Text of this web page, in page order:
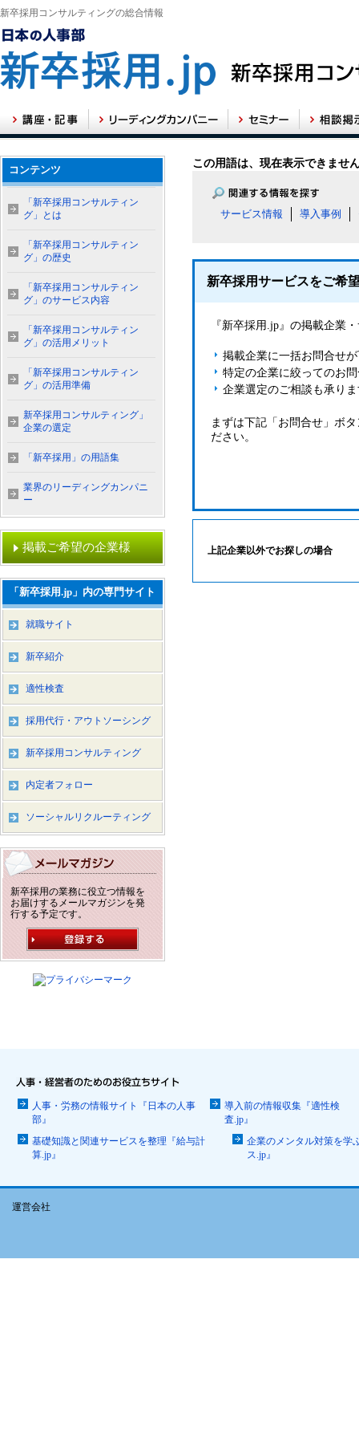
新卒採用コンサルティングの総合情報
この用語は、現在表示できませ
サービス情報 導入事例
新卒採用サービスをご希
『新卒採用.jp』の掲載企業
掲載企業に一括お問合せ
特定の企業に絞ってのお
企業選定のご相談も承り
まずは下記「お問合せ」ボ
ださい。
上記企業以外でお探しの場合
コンテンツ
「新卒採用コンサルティン
グ」とは
「新卒採用コンサルティン
グ」の歴史
「新卒採用コンサルティン
グ」のサービス内容
「新卒採用コンサルティン
グ」の活用メリット
「新卒採用コンサルティン
グ」の活用準備
新卒採用コンサルティング」
企業の選定
「新卒採用」の用語集
業界のリーディングカンパニ
ー
掲載ご希望の企業様
「新卒採用.jp」内の専門サイト
就職サイト
新卒紹介
適性検査
採用代行・アウトソーシング
新卒採用コンサルティング
内定者フォロー
ソーシャルリクルーティング
新卒採用の業務に役立つ情報を
お届けするメールマガジンを発
行する予定です。
人事・労務の情報サイト『日本の人事
部』
導入前の情報収集『適性検
査.jp』
基礎知識と関連サービスを整理『給与計
算.jp』
企業のメンタル対策を学
ス.jp』
運営会社